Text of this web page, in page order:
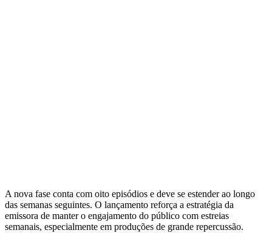
A nova fase conta com oito episódios e deve se estender ao longo
das semanas seguintes. O lançamento reforça a estratégia da
emissora de manter o engajamento do público com estreias
semanais, especialmente em produções de grande repercussão.